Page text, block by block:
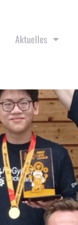
Aktuelles